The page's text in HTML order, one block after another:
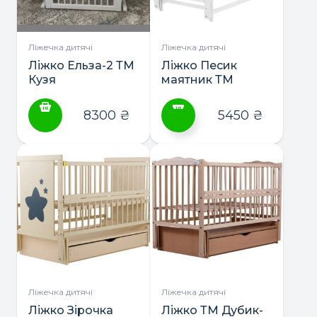
вибрати
на
сторінці
товару
вибрати
сторінці
товару
Ліжечка дитячі
Ліжко Ельза-2 ТМ
Кузя
8300 ₴
Ліжечка дитячі
Ліжко Песик
маятник ТМ
товар
варіантів.
Параметри
вибрати
сторінці
товару
5450 ₴
Ліжечка дитячі
Ліжко Зірочка
Ліжечка дитячі
Ліжко ТМ Дубик-